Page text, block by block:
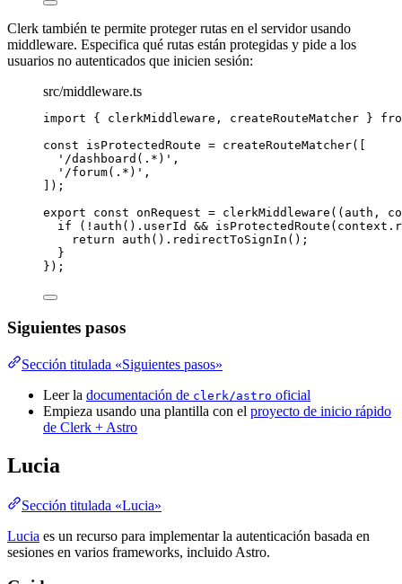
Clerk también te permite proteger rutas en el servidor usando
middleware. Especifica qué rutas están protegidas y pide a los
usuarios no autenticados que inicien sesión:
src/middleware.ts
import { clerkMiddleware, createRouteMatcher }
const isProtectedRoute = createRouteMatcher([
' /dashboard(.*) ' ,
' /forum(.*) ' ,
]);
export const onRequest = clerkMiddleware ( ( auth ,
if
( ! auth () . userId && isProtectedRoute (context .
return auth () . redirectToSignIn () ;
}
} );
Siguientes pasos
Sección titulada «Siguientes pasos»
Leer la documentación de clerk/astro oficial
Empieza usando una plantilla con el proyecto de inicio rápido
de Clerk + Astro
Lucia
Sección titulada «Lucia»
Lucia es un recurso para implementar la autenticación basada en
sesiones en varios frameworks, incluido Astro.